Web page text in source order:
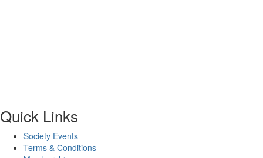
Quick Links
Society Events
Terms & Conditions